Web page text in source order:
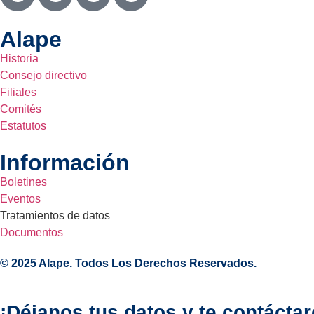
Alape
Historia
Consejo directivo
Filiales
Comités
Estatutos
Información
Boletines
Eventos
Tratamientos de datos
Documentos
© 2025 Alape. Todos Los Derechos Reservados.